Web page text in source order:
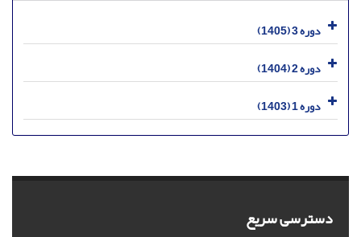
دوره 3 (1405)
دوره 2 (1404)
دوره 1 (1403)
دسترسی سریع